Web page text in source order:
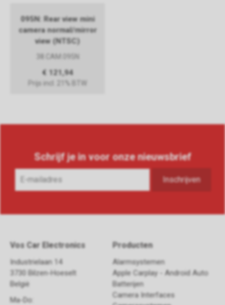
095N: Rear view mini
camera normal/mirror
view (NTSC)
38.CAM.095N
€ 121,94
Prijs incl. 21% BTW
Schrijf je in voor onze nieuwsbrief
Vos Car Electronics
Industrielaan 14
3730 Bilzen-Hoeselt
België
Ma-Do:
Producten
Alarmsystemen
Apple Carplay - Android Auto
Batterijen
Camera Interfaces